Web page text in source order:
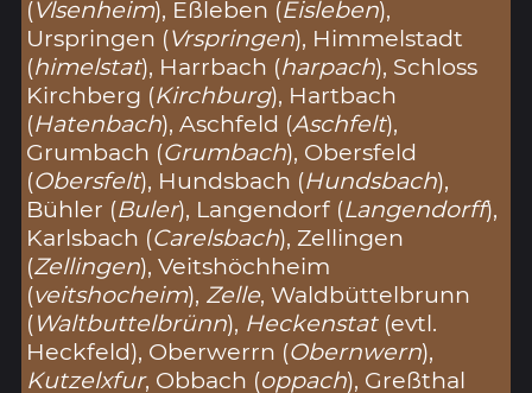
(Vlsenheim), Eßleben (Eisleben),
Urspringen (Vrspringen), Himmelstadt
(himelstat), Harrbach (harpach), Schloss
Kirchberg (Kirchburg), Hartbach
(Hatenbach), Aschfeld (Aschfelt),
Grumbach (Grumbach), Obersfeld
(Obersfelt), Hundsbach (Hundsbach),
Bühler (Buler), Langendorf (Langendorff),
Karlsbach (Carelsbach), Zellingen
(Zellingen), Veitshöchheim
(veitshocheim), Zelle, Waldbüttelbrunn
(Waltbuttelbrünn), Heckenstat(evtl.
Heckfeld), Oberwerrn (Obernwern),
Kutzelxfur, Obbach (oppach), Greßthal